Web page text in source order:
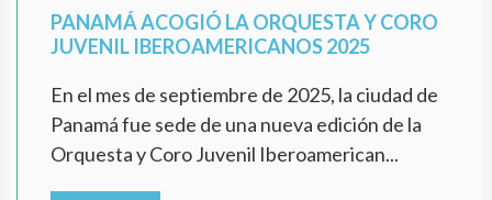
PANAMÁ ACOGIÓ LA ORQUESTA Y CORO
JUVENIL IBEROAMERICANOS 2025
En el mes de septiembre de 2025, la ciudad de
Panamá fue sede de una nueva edición de la
Orquesta y Coro Juvenil Iberoamerican...